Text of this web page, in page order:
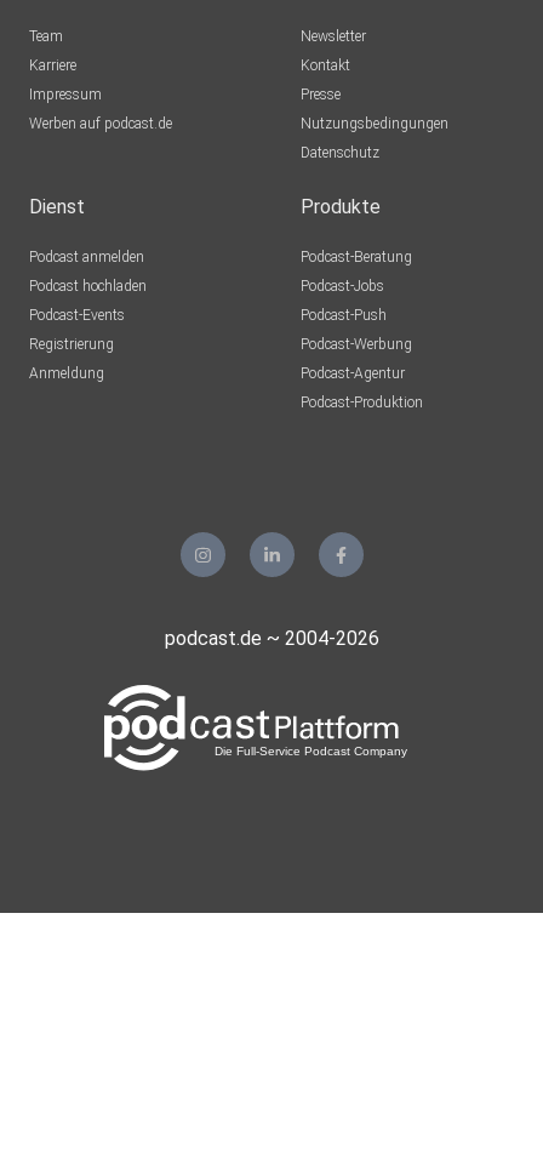
Team
Karriere
Impressum
Werben auf podcast.de
Newsletter
Kontakt
Presse
Nutzungsbedingungen
Datenschutz
Dienst
Podcast anmelden
Podcast hochladen
Podcast-Events
Registrierung
Anmeldung
Produkte
Podcast-Beratung
Podcast-Jobs
Podcast-Push
Podcast-Werbung
Podcast-Agentur
Podcast-Produktion
podcast.de ~ 2004-2026